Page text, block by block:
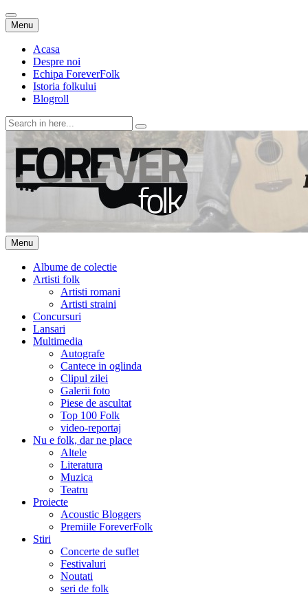
Menu Skip
to
content
Acasa
Despre noi
Echipa ForeverFolk
Istoria folkului
Blogroll
Search
for:
ForeverFolk
Muzica sufletului tau
Menu Skip
to
content
Albume de colectie
Artisti folk
Artisti romani
Artisti straini
Concursuri
Lansari
Multimedia
Autografe
Cantece in oglinda
Clipul zilei
Galerii foto
Piese de ascultat
Top 100 Folk
video-reportaj
Nu e folk, dar ne place
Altele
Literatura
Muzica
Teatru
Proiecte
Acoustic Bloggers
Premiile ForeverFolk
Stiri
Concerte de suflet
Festivaluri
Noutati
seri de folk